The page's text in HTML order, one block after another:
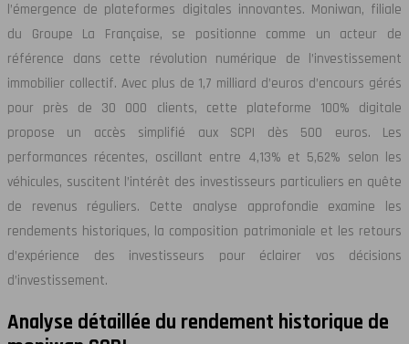
l’émergence de plateformes digitales innovantes. Moniwan, filiale
du Groupe La Française, se positionne comme un acteur de
référence dans cette révolution numérique de l’investissement
immobilier collectif. Avec plus de 1,7 milliard d’euros d’encours gérés
pour près de 30 000 clients, cette plateforme 100% digitale
propose un accès simplifié aux SCPI dès 500 euros. Les
performances récentes, oscillant entre 4,13% et 5,62% selon les
véhicules, suscitent l’intérêt des investisseurs particuliers en quête
de revenus réguliers. Cette analyse approfondie examine les
rendements historiques, la composition patrimoniale et les retours
d’expérience des investisseurs pour éclairer vos décisions
d’investissement.
Analyse détaillée du rendement historique de